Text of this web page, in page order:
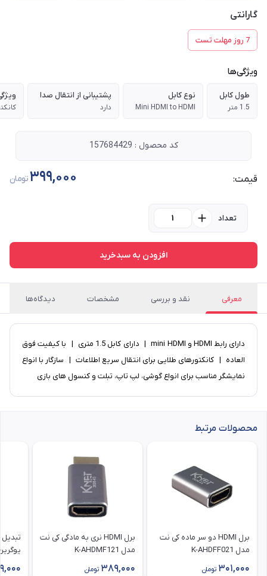
گارانتی
7 روز مهلت تست
ویژگی‌ها
طول کابل
1.5 متر
نوع کابل
Mini HDMI to HDMI
پشتیبانی از انتقال صدا
دارد
کد محصول : 157684429
قیمت: 399,000تومان
تعداد
افزودن به سبدخرید
معرفی نقد و بررسی مشخصات دیدگاه‌ها
دارای رابط HDMI و mini HDMI | دارای کابل 1.5 متری | با کیفیت فوق
العاده | کانکتورهای طلایی برای انتقال سریع اطلاعات | سازگار با انواع
نمایشگر مناسب برای انواع گوشی، لپ تاپ، تبلت و کنسول های بازی
محصولات مرتبط
برل HDMI دو سر ماده کی نت
مدل K-AHDFF021
301,000 تومان
برل HDMI نری به مادگی کی نت
مدل K-AHDMF121
389,000 تومان
یوگرین